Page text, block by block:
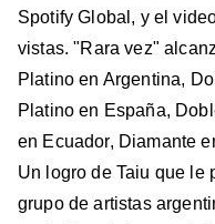
Spotify Global, y el
vistas. "Rara vez"
Platino en Argentina,
Platino en España,
en Ecuador, Diamante
Un logro de Taiu que le
grupo de artistas